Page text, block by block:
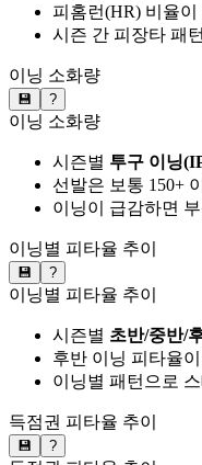
피홈런(HR) 비율
시즌 간 피장타 패
이닝 소화량
💾 ?
이닝 소화량
시즌별 투구 이닝
선발은 보통 150+
이닝이 급감하면
이닝별 피타율 추이
💾 ?
이닝별 피타율 추이
시즌별 초반/중반/
후반 이닝 피타율
이닝별 패턴으로
득점권 피타율 추이
💾 ?